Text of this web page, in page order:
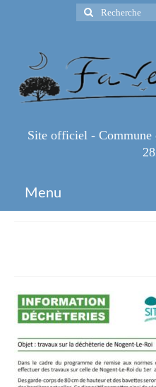
Rechercher
:
Site officiel - Commune
Menu
Infos Pratiques
Infos
Contact et
Mon village